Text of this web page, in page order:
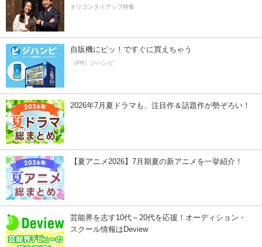
オリコンタイアップ特集
自販機にピッ！ですぐに買えちゃう
（PR）ジハンピ
2026年7月夏ドラマも、注目作＆話題作が勢ぞろい！
【夏アニメ2026】7月期夏の新アニメを一挙紹介！
芸能界を志す10代～20代を応援！オーディション・
スクール情報はDeview